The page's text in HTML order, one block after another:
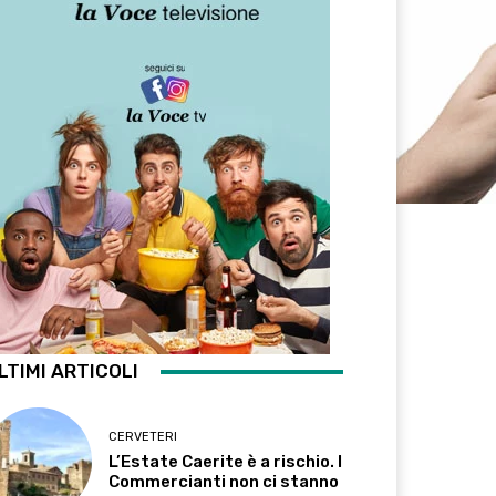
ARTICOLI
CERVETERI
L’Estate Caerite è a rischio. I
Commercianti non ci stanno